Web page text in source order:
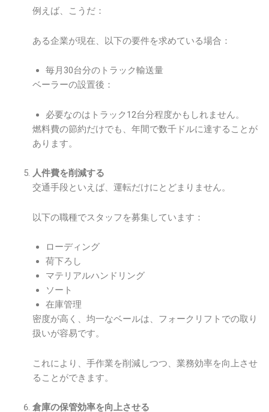
例えば、こうだ：
ある企業が現在、以下の要件を求めている場合：
毎月30台分のトラック輸送量
ベーラーの設置後：
必要なのはトラック12台分程度かもしれません。
燃料費の節約だけでも、年間で数千ドルに達することが
あります。
人件費を削減する
交通手段といえば、運転だけにとどまりません。
以下の職種でスタッフを募集しています：
ローディング
荷下ろし
マテリアルハンドリング
ソート
在庫管理
密度が高く、均一なベールは、フォークリフトでの取り
扱いが容易です。
これにより、手作業を削減しつつ、業務効率を向上させ
ることができます。
倉庫の保管効率を向上させる